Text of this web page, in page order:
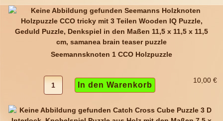
Seemannsknoten 1 CCO Holzpuzzle
10,00 €